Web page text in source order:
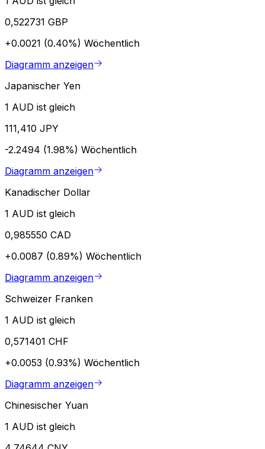
0,522731 GBP
+0.0021 (0.40%) Wöchentlich
Diagramm anzeigen
Japanischer Yen
1 AUD ist gleich
111,410 JPY
-2.2494 (1.98%) Wöchentlich
Diagramm anzeigen
Kanadischer Dollar
1 AUD ist gleich
0,985550 CAD
+0.0087 (0.89%) Wöchentlich
Diagramm anzeigen
Schweizer Franken
1 AUD ist gleich
0,571401 CHF
+0.0053 (0.93%) Wöchentlich
Diagramm anzeigen
Chinesischer Yuan
1 AUD ist gleich